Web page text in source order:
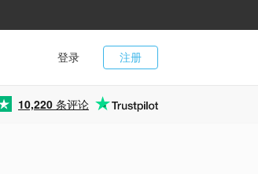
注册
登录
10,220 条评论